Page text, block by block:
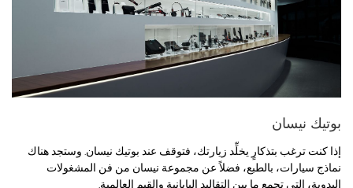
بوتيك نيسان
إذا كنت ترغب بتذكارٍ يخلِّد زيارتك، فتوقف عند بوتيك نيسان. وستجد هناك
نماذج سيارات، بالطبع، فضلاً عن مجموعة نيسان من فن المشغولات
اليدوية، التي تجمع ما بين التقاليد اليابانية والقيم العالمية.